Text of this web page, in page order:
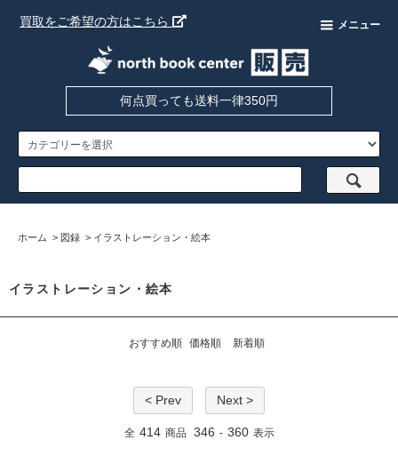
買取をご希望の方はこちら メニュー
何点買っても送料一律350円
ホーム > 図録 > イラストレーション・絵本
イラストレーション・絵本
おすすめ順 価格順 新着順
< Prev Next >
全 414 商品 346 - 360 表示